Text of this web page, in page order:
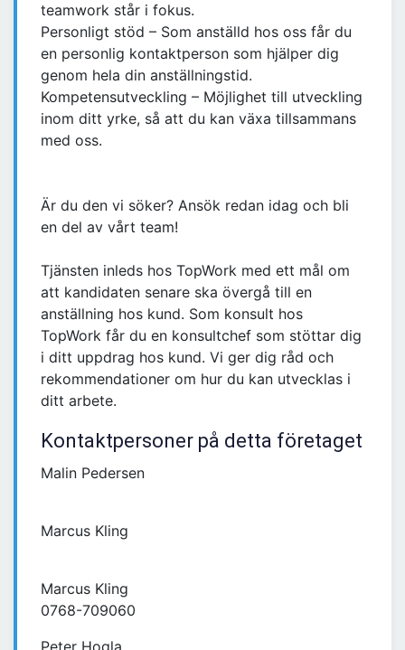
teamwork står i fokus.
Personligt stöd – Som anställd hos oss får du
en personlig kontaktperson som hjälper dig
genom hela din anställningstid.
Kompetensutveckling – Möjlighet till utveckling
inom ditt yrke, så att du kan växa tillsammans
med oss.
Är du den vi söker? Ansök redan idag och bli
en del av vårt team!
Tjänsten inleds hos TopWork med ett mål om
att kandidaten senare ska övergå till en
anställning hos kund. Som konsult hos
TopWork får du en konsultchef som stöttar dig
i ditt uppdrag hos kund. Vi ger dig råd och
rekommendationer om hur du kan utvecklas i
ditt arbete.
Kontaktpersoner på detta företaget
Malin Pedersen
Marcus Kling
Marcus Kling
0768-709060